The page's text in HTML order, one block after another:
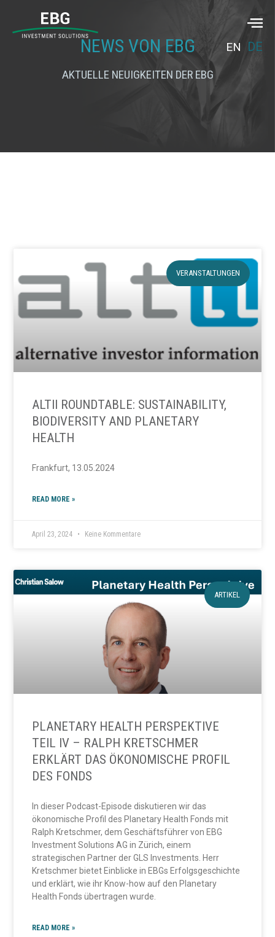
EN DE
NEWS VON EBG
AKTUELLE NEUIGKEITEN DER EBG
VERANSTALTUNGEN
ALTII ROUNDTABLE: SUSTAINABILITY,
BIODIVERSITY AND PLANETARY
HEALTH
Frankfurt, 13.05.2024
READ MORE »
April 23, 2024 Keine Kommentare
ARTIKEL
PLANETARY HEALTH PERSPEKTIVE
TEIL IV – RALPH KRETSCHMER
ERKLÄRT DAS ÖKONOMISCHE PROFIL
DES FONDS
In dieser Podcast-Episode diskutieren wir das
ökonomische Profil des Planetary Health Fonds mit
Ralph Kretschmer, dem Geschäftsführer von EBG
Investment Solutions AG in Zürich, einem
strategischen Partner der GLS Investments. Herr
Kretschmer bietet Einblicke in EBGs Erfolgsgeschichte
und erklärt, wie ihr Know-how auf den Planetary
Health Fonds übertragen wurde.
READ MORE »